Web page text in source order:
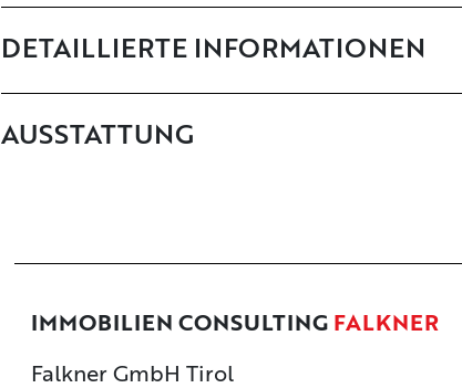
DETAILLIERTE INFORMATIONEN
AUSSTATTUNG
IMMOBILIEN CONSULTING FALKNER
Falkner GmbH Tirol